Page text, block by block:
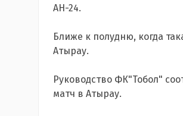
АН-24.
Ближе к полудню, когда
Атырау.
Руководство ФК"Тобол"
матч в Атырау.